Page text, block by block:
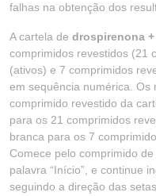
falhas na obtenção dos
A cartela de drospirenona
comprimidos revestidos (21
(ativos) e 7 comprimidos
em sequência numérica. Os
comprimido revestido da
para os 21 comprimidos
branca para os 7
Comece pelo comprimido
palavra “Início”, e continue
seguindo a direção das